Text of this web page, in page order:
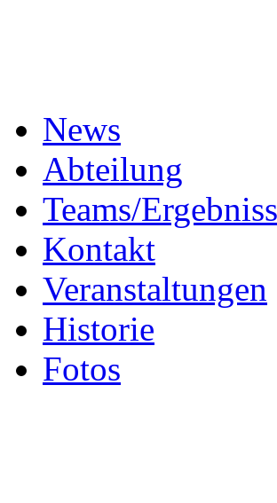
News
Abteilung
Teams/
Kontakt
Veranstaltungen
Historie
Fotos